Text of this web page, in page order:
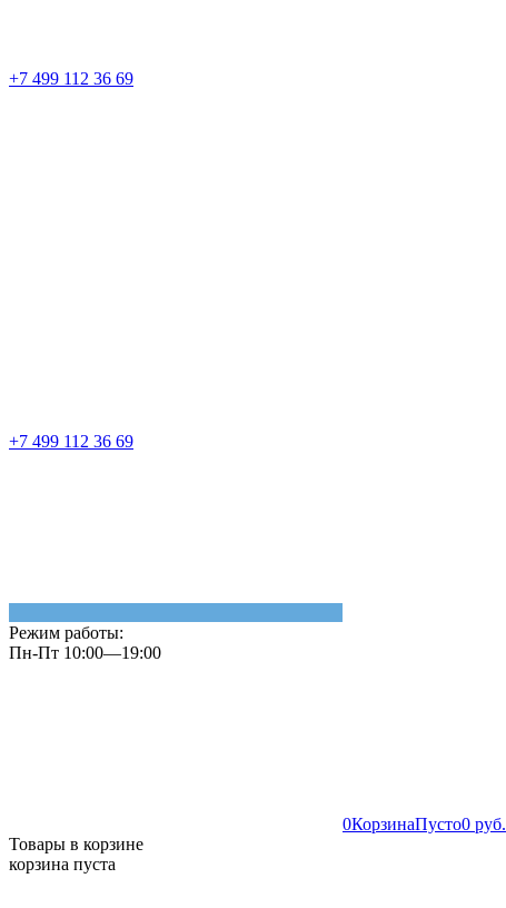
+7 499 112 36 69
+7 499 112 36 69
Режим работы:
Пн-Пт 10:00—19:00
0КорзинаПусто0 руб.
Товары в корзине
корзина пуста